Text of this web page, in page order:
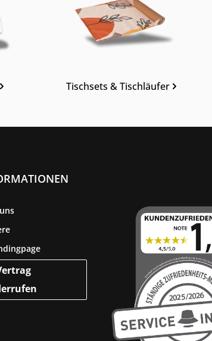
Tischsets & Tischläufer